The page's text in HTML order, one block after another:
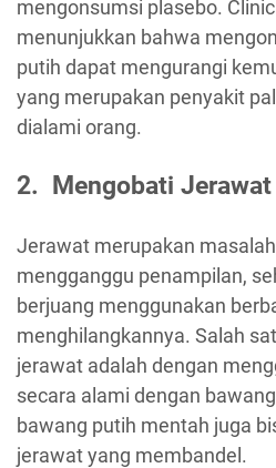
mengonsumsi plasebo.
menunjukkan bahwa
putih dapat mengurangi
yang merupakan penyakit
dialami orang.
2. Mengobati Jerawat
Jerawat merupakan
mengganggu penampilan,
berjuang menggunakan
menghilangkannya. Salah
jerawat adalah dengan
secara alami dengan
bawang putih mentah juga
jerawat yang membandel.